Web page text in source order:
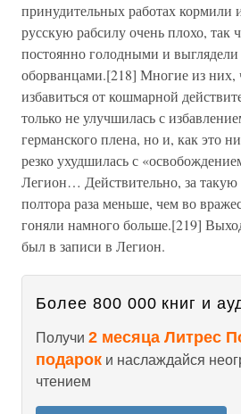
принудительных работах кормили
русскую рабсилу очень плохо, так
постоянно голодными и
оборванцами.[218] Многие из них,
избавиться от кошмарной
только не улучшилась с
германского плена, но и, как это
резко ухудшилась с
Легион… Действительно, за такую
полтора раза меньше, чем во
гоняли намного больше.[219]
был в записи в Легион.
Более 800 000 книг и
Получи 2 месяца Литрес
подарок и наслаждайся
чтением